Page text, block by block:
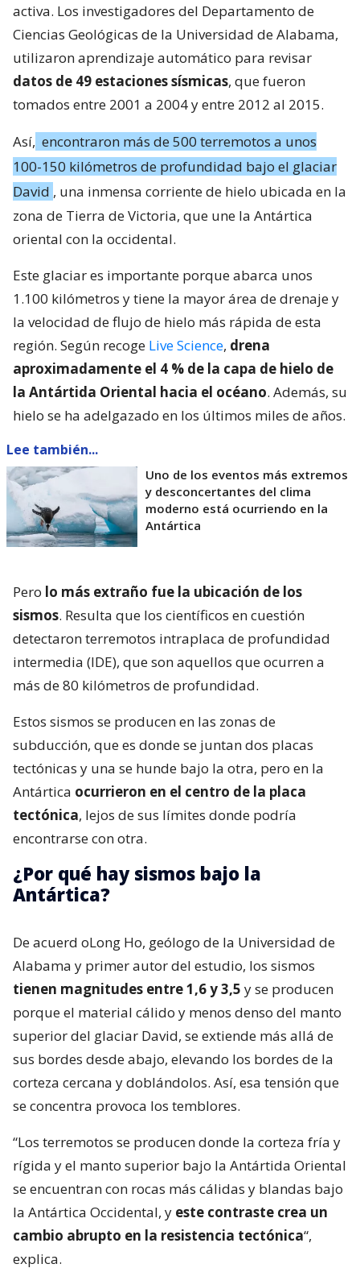
activa. Los investigadores del Departamento de
Ciencias Geológicas de la Universidad de Alabama,
utilizaron aprendizaje automático para revisar
datos de 49 estaciones sísmicas, que fueron
tomados entre 2001 a 2004 y entre 2012 al 2015.
Así, encontraron más de 500 terremotos a unos
100-150 kilómetros de profundidad bajo el glaciar
David , una inmensa corriente de hielo ubicada en la
zona de Tierra de Victoria, que une la Antártica
oriental con la occidental.
Este glaciar es importante porque abarca unos
1.100 kilómetros y tiene la mayor área de drenaje y
la velocidad de flujo de hielo más rápida de esta
región. Según recoge Live Science, drena
aproximadamente el 4 % de la capa de hielo de
la Antártida Oriental hacia el océano. Además, su
hielo se ha adelgazado en los últimos miles de años.
Lee también...
Uno de los eventos más extremos
y desconcertantes del clima
moderno está ocurriendo en la
Antártica
Pero lo más extraño fue la ubicación de los
sismos. Resulta que los científicos en cuestión
detectaron terremotos intraplaca de profundidad
intermedia (IDE), que son aquellos que ocurren a
más de 80 kilómetros de profundidad.
Estos sismos se producen en las zonas de
subducción, que es donde se juntan dos placas
tectónicas y una se hunde bajo la otra, pero en la
Antártica ocurrieron en el centro de la placa
tectónica, lejos de sus límites donde podría
encontrarse con otra.
¿Por qué hay sismos bajo la
Antártica?
De acuerd oLong Ho, geólogo de la Universidad de
Alabama y primer autor del estudio, los sismos
tienen magnitudes entre 1,6 y 3,5 y se producen
porque el material cálido y menos denso del manto
superior del glaciar David, se extiende más allá de
sus bordes desde abajo, elevando los bordes de la
corteza cercana y doblándolos. Así, esa tensión que
se concentra provoca los temblores.
“Los terremotos se producen donde la corteza fría y
rígida y el manto superior bajo la Antártida Oriental
se encuentran con rocas más cálidas y blandas bajo
la Antártica Occidental, y este contraste crea un
cambio abrupto en la resistencia tectónica“,
explica.